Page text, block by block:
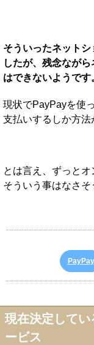
そういったネット
したが、残念なが
はできないようです
現状でPayPayを使
支払いするしか方法
とは言え、ずっと
そういう事はなさそ
PayPay
現在決定して
ービス